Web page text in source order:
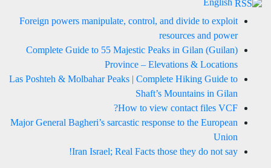
English
Foreign powers manipulate, control, and divide to exploit
resources and power
Complete Guide to 55 Majestic Peaks in Gilan (Guilan)
Province – Elevations & Locations
Las Poshteh & Molbahar Peaks | Complete Hiking Guide to
Shaft’s Mountains in Gilan
How to view contact files VCF?
Major General Bagheri’s sarcastic response to the European
Union
Iran Israel; Real Facts those they do not say!